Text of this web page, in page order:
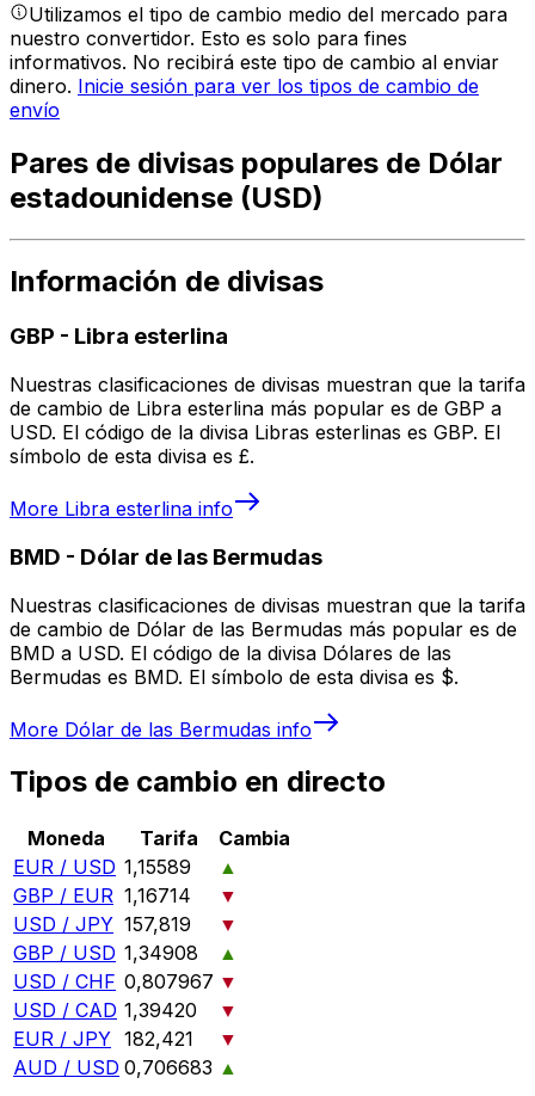
Utilizamos el tipo de cambio medio del mercado para
nuestro convertidor. Esto es solo para fines
informativos. No recibirá este tipo de cambio al enviar
dinero. Inicie sesión para ver los tipos de cambio de
envío
Pares de divisas populares de Dólar
estadounidense (USD)
Información de divisas
GBP - Libra esterlina
Nuestras clasificaciones de divisas muestran que la tarifa
de cambio de Libra esterlina más popular es de GBP a
USD. El código de la divisa Libras esterlinas es GBP. El
símbolo de esta divisa es £.
More Libra esterlina info
BMD - Dólar de las Bermudas
Nuestras clasificaciones de divisas muestran que la tarifa
de cambio de Dólar de las Bermudas más popular es de
BMD a USD. El código de la divisa Dólares de las
Bermudas es BMD. El símbolo de esta divisa es $.
More Dólar de las Bermudas info
Tipos de cambio en directo
Moneda Tarifa
Cambia
EUR / USD 1,15589
▲
GBP / EUR 1,16714
▼
USD / JPY 157,819
▼
GBP / USD 1,34908
▲
USD / CHF 0,807967 ▼
USD / CAD 1,39420
▼
EUR / JPY 182,421
▼
AUD / USD 0,706683 ▲